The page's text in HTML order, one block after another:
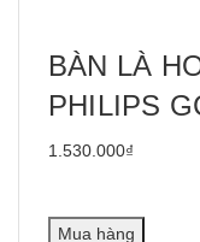
BÀN LÀ
PHILIPS
1.530.000₫
Mua hàng